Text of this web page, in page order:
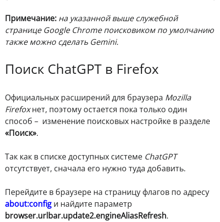
Примечание: на указанной выше служебной
странице Google Chrome поисковиком по умолчанию
также можно сделать Gemini.
Поиск ChatGPT в Firefox
Официальных расширений для браузера Mozilla
Firefoxнет, поэтому остается пока только один
способ – изменение поисковых настройке в разделе
«Поиск».
Так как в списке доступных системе ChatGPT
отсутствует, сначала его нужно туда добавить.
Перейдите в браузере на страницу флагов по адресу
about:config и найдите параметр
browser.urlbar.update2.engineAliasRefresh.